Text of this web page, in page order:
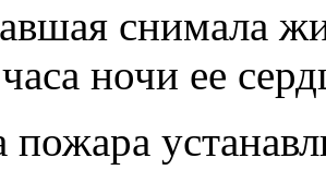
снимала
ночи ее